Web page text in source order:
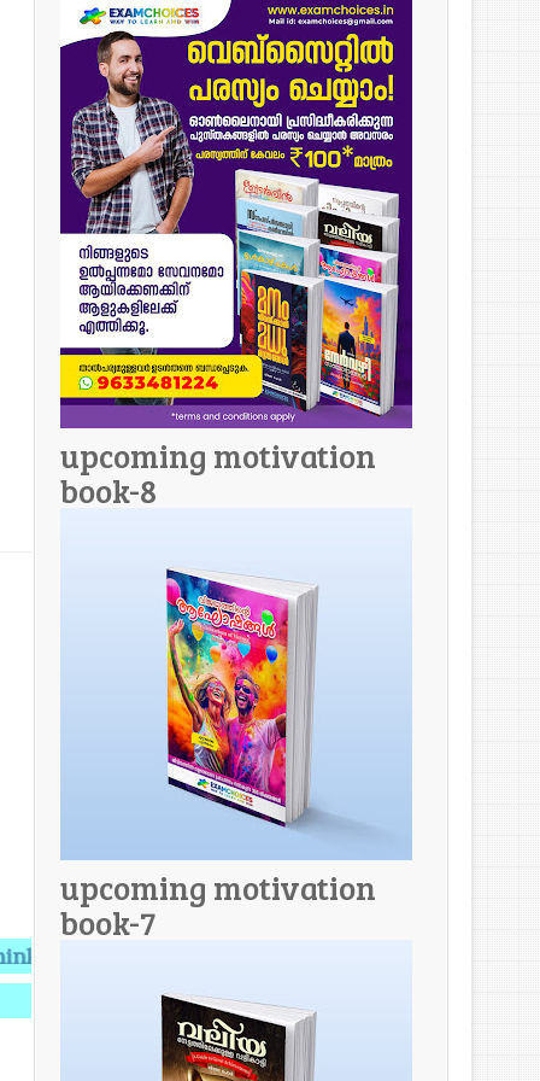
Knowledge,Knowledge makes you Perfect.
upcoming motivation
book-8
upcoming motivation
book-7